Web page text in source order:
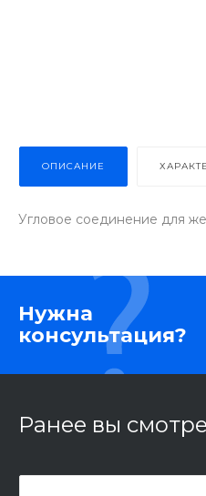
ОПИСАНИЕ
Угловое соединение для
Нужна
консультация?
Ранее вы